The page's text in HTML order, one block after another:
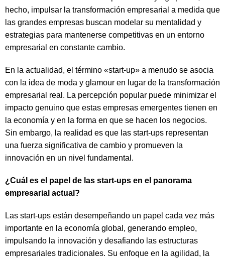
hecho, impulsar la transformación empresarial a medida que
las grandes empresas buscan modelar su mentalidad y
estrategias para mantenerse competitivas en un entorno
empresarial en constante cambio.
En la actualidad, el término «start-up» a menudo se asocia
con la idea de moda y glamour en lugar de la transformación
empresarial real. La percepción popular puede minimizar el
impacto genuino que estas empresas emergentes tienen en
la economía y en la forma en que se hacen los negocios.
Sin embargo, la realidad es que las start-ups representan
una fuerza significativa de cambio y promueven la
innovación en un nivel fundamental.
¿Cuál es el papel de las start-ups en el panorama
empresarial actual?
Las start-ups están desempeñando un papel cada vez más
importante en la economía global, generando empleo,
impulsando la innovación y desafiando las estructuras
empresariales tradicionales. Su enfoque en la agilidad, la